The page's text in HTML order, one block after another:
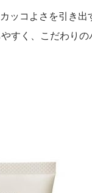
ッコよさを引き
すく、こだわり